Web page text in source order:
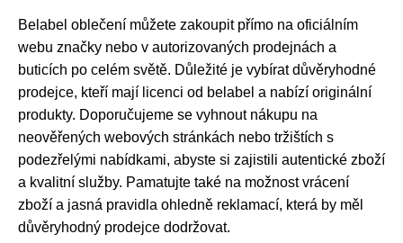
Belabel oblečení můžete zakoupit přímo na oficiálním
webu značky nebo v autorizovaných prodejnách a
buticích po celém světě. Důležité je vybírat důvěryhodné
prodejce, kteří mají licenci od belabel a nabízí originální
produkty. Doporučujeme se vyhnout nákupu na
neověřených webových stránkách nebo tržištích s
podezřelými nabídkami, abyste si zajistili autentické zboží
a kvalitní služby. Pamatujte také na možnost vrácení
zboží a jasná pravidla ohledně reklamací, která by měl
důvěryhodný prodejce dodržovat.